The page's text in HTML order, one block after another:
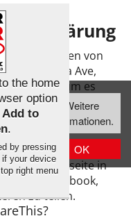
Weitere
Informationen.
OK
Funktionen von
Miranda Ave,
USA) um es
dieser Webseite zu
von ShareThis
dieser Webseite in
wie Facebook,
zu teilen.
the home
option
Add to
.
by pressing
if your device
right menu